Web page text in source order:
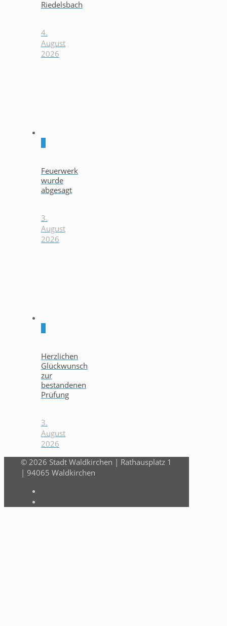
Riedelsbach
4.
August
2026
Feuerwerk
wurde
abgesagt
3.
August
2026
Herzlichen
Glückwunsch
zur
bestandenen
Prüfung
3.
August
2026
© 2026 Stadt Waldkirchen | Rathausplatz 1
| 94065 Waldkirchen